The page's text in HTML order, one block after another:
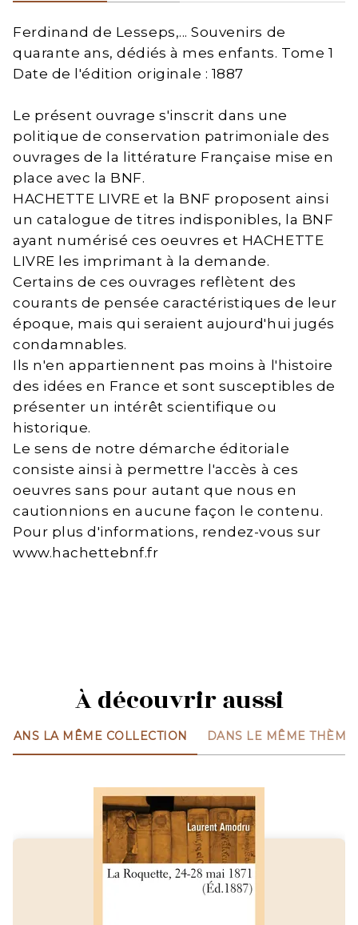
Ferdinand de Lesseps,... Souvenirs de
quarante ans, dédiés à mes enfants. Tome 1
Date de l'édition originale : 1887
Le présent ouvrage s'inscrit dans une
politique de conservation patrimoniale des
ouvrages de la littérature Française mise en
place avec la BNF.
HACHETTE LIVRE et la BNF proposent ainsi
un catalogue de titres indisponibles, la BNF
ayant numérisé ces oeuvres et HACHETTE
LIVRE les imprimant à la demande.
Certains de ces ouvrages reflètent des
courants de pensée caractéristiques de leur
époque, mais qui seraient aujourd'hui jugés
condamnables.
Ils n'en appartiennent pas moins à l'histoire
des idées en France et sont susceptibles de
présenter un intérêt scientifique ou
historique.
Le sens de notre démarche éditoriale
consiste ainsi à permettre l'accès à ces
oeuvres sans pour autant que nous en
cautionnions en aucune façon le contenu.
Pour plus d'informations, rendez-vous sur
www.hachettebnf.fr
À découvrir aussi
DANS LA MÊME COLLECTION DANS LE MÊME THÈME